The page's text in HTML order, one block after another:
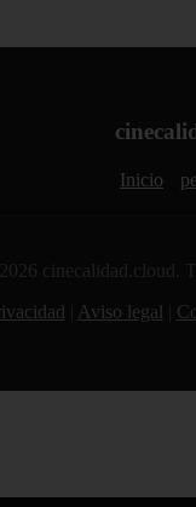
Inicio
cinecalidad.cloud.
Aviso legal